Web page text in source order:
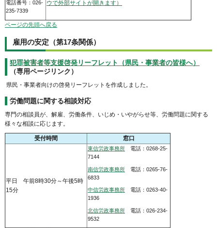
電話番号：026-
235-7339
ウで外部サイトが開きます）
ページの先頭へ戻る
雇用の安定（第17条関係）
犯罪被害者等支援啓発リーフレット（県民・事業者の皆様へ）
（専用ページリンク）
県民・事業者向けの啓発リーフレットを作成しました。
労働問題に関する相談対応
専門の相談員が、解雇、労働条件、いじめ・いやがらせ等、労働問題に関する
様々な相談に応じます。
受付時間 窓口
平日 午前8時30分～午後5時
15分
東信労政事務所 電話：0268-25-
7144
南信労政事務所 電話：0265-76-
6833
中信労政事務所 電話：0263-40-
1936
北信労政事務所 電話：026-234-
9532